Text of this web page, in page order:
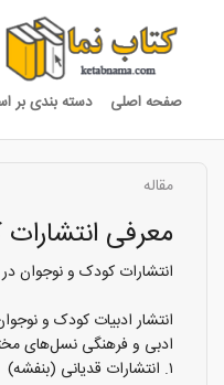
صفحه اصلی دسته بندی بر
مقاله
معرفی
انتشارات کودک و نوجوان در
ادبی و فرهنگی نسل‌های
۱. انتشارات قدیانی (بنفشه)